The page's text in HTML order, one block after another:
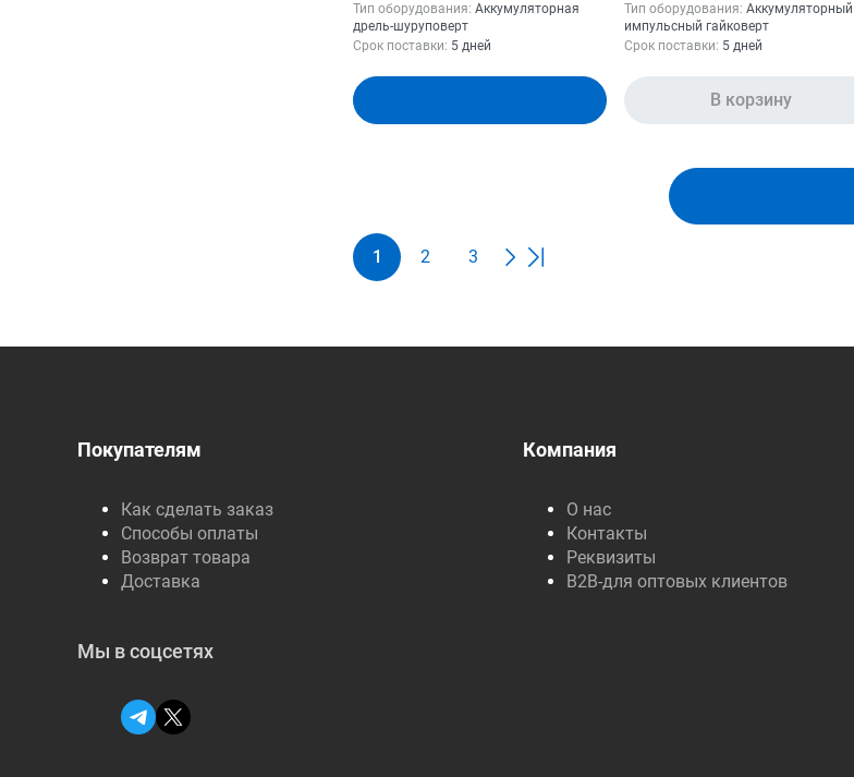
Тип оборудования: Аккумуляторная
дрель-шуруповерт
Срок поставки: 5 дней
Тип оборудования: Аккумуляторный
импульсный гайковерт
Срок поставки: 5 дней
В корзину
1 2 3
Покупателям
Как сделать заказ
Способы оплаты
Возврат товара
Доставка
Компания
О нас
Контакты
Реквизиты
B2B-для оптовых клиентов
Мы в соцсетях